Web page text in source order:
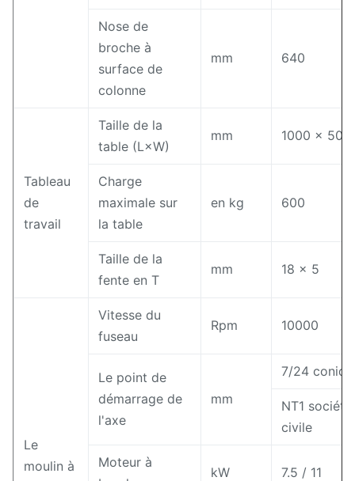
Nose de
broche à
surface de
colonne
mm 640
Tableau
de
travail
Taille de la
table (L×W)
mm 1000 × 500
Charge
maximale sur
la table
en kg 600
Taille de la
fente en T
mm 18 × 5
Le
moulin à
Vitesse du
fuseau
Rpm 10000
Le point de
démarrage de
l'axe
mm
7/24
NT1 société
civile
Moteur à
kW 7.5 / 11